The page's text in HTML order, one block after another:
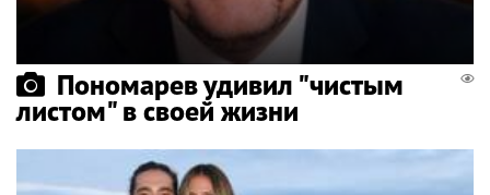
Пономарев удивил "чистым
листом" в своей жизни